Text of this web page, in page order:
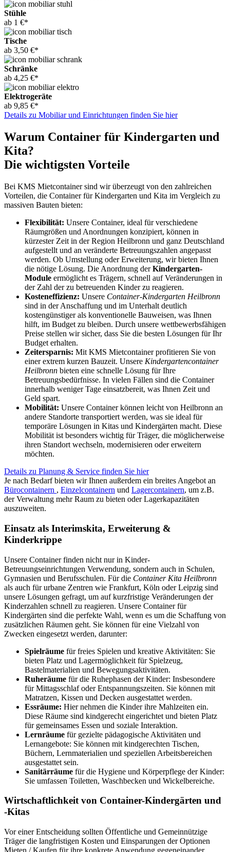
Stühle
ab 1 €*
Tische
ab 3,50 €*
Schränke
ab 4,25 €*
Elektrogeräte
ab 9,85 €*
Details zu Mobiliar und Einrichtungen finden Sie hier
Warum Container für Kindergarten und
Kita?
Die wichtigsten Vorteile
Bei KMS Mietcontainer sind wir überzeugt von den zahlreichen
Vorteilen, die Container für Kindergarten und Kita im Vergleich zu
massiven Bauten bieten:
Flexibilität: Unsere Container, ideal für verschiedene
Räumgrößen und Anordnungen konzipiert, können in
kürzester Zeit in der Region Heilbronn und ganz Deutschland
aufgestellt und an veränderte Betreuungszahlen angepasst
werden. Ob Umstellung oder Erweiterung, wir bieten Ihnen
die nötige Lösung. Die Anordnung derKindergarten-
Module ermöglicht es Trägern, schnell auf Veränderungen in
der Zahl der zu betreuenden Kinder zu reagieren.
Kosteneffizienz: Unsere Container-Kindergarten Heilbronn
sind in der Anschaffung und im Unterhalt deutlich
kostengünstiger als konventionelle Bauweisen, was Ihnen
hilft, im Budget zu bleiben. Durch unsere wettbewerbsfähigen
Preise stellen wir sicher, dass Sie die besten Lösungen für Ihr
Budget erhalten.
Zeitersparnis: Mit KMS Mietcontainer profitieren Sie von
einer extrem kurzen Bauzeit. Unsere Kindergartencontainer
Heilbronn bieten eine schnelle Lösung für Ihre
Betreuungsbedürfnisse. In vielen Fällen sind die Container
innerhalb weniger Tage einsatzbereit, was Ihnen Zeit und
Geld spart.
Mobilität: Unsere Container können leicht von Heilbronn an
andere Standorte transportiert werden, was sie ideal für
temporäre Lösungen in Kitas und Kindergärten macht. Diese
Mobilität ist besonders wichtig für Träger, die möglicherweise
ihren Standort wechseln, modernisieren oder erweitern
möchten.
Details zu Planung & Service finden Sie hier
Je nach Bedarf bieten wir Ihnen außerdem ein breites Angebot an
Bürocontainern , Einzelcontainern und Lagercontainern, um z.B.
der Verwaltung mehr Raum zu bieten oder Lagerkapazitäten
auszuweiten.
Einsatz als Interimskita, Erweiterung &
Kinderkrippe
Unsere Container finden nicht nur in Kinder-
Betreuungseinrichtungen Verwendung, sondern auch in Schulen,
Gymnasien und Berufsschulen. Für die Container Kita Heilbronn
als auch für urbane Zentren wie Frankfurt, Köln oder Leipzig sind
unsere Lösungen gefragt, um auf kurzfristige Veränderungen der
Kinderzahlen schnell zu reagieren. Unsere Container für
Kindergärten sind die perfekte Wahl, wenn es um die Schaffung von
zusätzlichen Räumen geht. Sie können für eine Vielzahl von
Zwecken eingesetzt werden, darunter:
Spielräume für freies Spielen und kreative Aktivitäten: Sie
bieten Platz und Lagermöglichkeit für Spielzeug,
Bastelmaterialien und Bewegungsaktivitäten.
Ruheräume für die Ruhephasen der Kinder: Insbesondere
für Mittagsschlaf oder Entspannungszeiten. Sie können mit
Matratzen, Kissen und Decken ausgestattet werden.
Essräume: Hier nehmen die Kinder ihre Mahlzeiten ein.
Diese Räume sind kindgerecht eingerichtet und bieten Platz
für gemeinsames Essen und soziale Interaktion.
Lernräume für gezielte pädagogische Aktivitäten und
Lernangebote: Sie können mit kindgerechten Tischen,
Büchern, Lernmaterialien und speziellen Arbeitsbereichen
ausgestattet sein.
Sanitärräume für die Hygiene und Körperpflege der Kinder:
Sie umfassen Toiletten, Waschbecken und Wickelbereiche.
Wirtschaftlichkeit von Container-Kindergärten und
-Kitas
Vor einer Entscheidung sollten Öffentliche und Gemeinnützige
Träger die langfristigen Kosten und Einsparungen der Optionen
Mieten / Kaufen für ihre konkrete Anwendung gegeneinander